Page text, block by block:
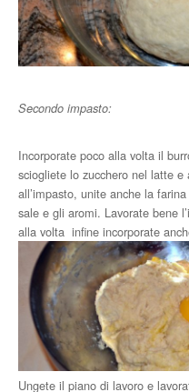
Secondo impasto:
Incorporate poco alla volta il
sciogliete lo zucchero nel latte
all’impasto, unite anche la
sale e gli aromi. Lavorate bene
alla volta infine incorporate
Ungete il piano di lavoro e